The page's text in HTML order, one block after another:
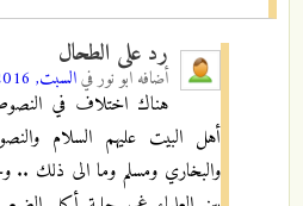
رد على الطحال
أضافه ابو نورفيالسبت, 04/06/2016 - 02:21
هناك اختلاف في
أهل البيت عليهم السلام
والبخاري ومسلم وما الى ذلك